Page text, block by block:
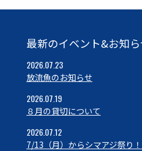
最新のイベント&お知
2026.07.23
放流魚のお知らせ
2026.07.19
８月の貸切について
2026.07.12
7/13（月）からシマアジ祭り！